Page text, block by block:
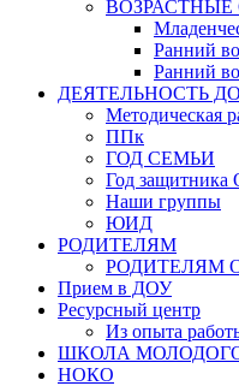
Ранний
Ранний
ДЕЯТЕЛЬНОСТЬ
Методическая
ППк
ГОД СЕМЬИ
Год защитника
Наши группы
ЮИД
РОДИТЕЛЯМ
РОДИТЕЛЯМ
Прием в ДОУ
Ресурсный центр
Из опыта
ШКОЛА
НОКО